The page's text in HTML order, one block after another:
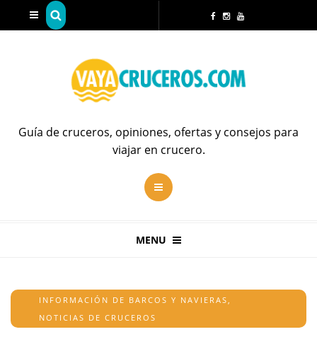
Guía de cruceros, opiniones, ofertas y consejos para
viajar en crucero.
MENU
INFORMACIÓN DE BARCOS Y NAVIERAS,
NOTICIAS DE CRUCEROS